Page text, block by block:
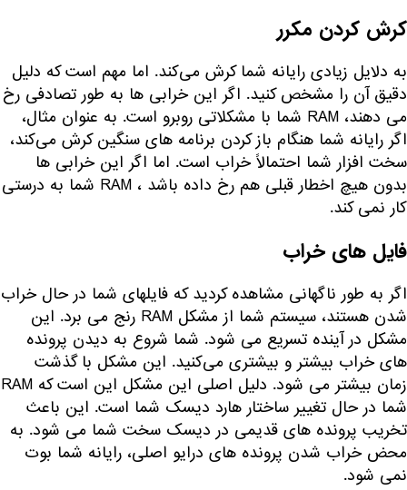
کرش کردن مکرر
به دلایل زیادی رایانه شما کرش می‌کند. اما مهم است که دلیل
دقیق آن را مشخص کنید. اگر این خرابی ها به طور تصادفی رخ
می دهند، RAM شما با مشکلاتی روبرو است. به عنوان مثال،
اگر رایانه شما هنگام باز کردن برنامه های سنگین کرش می‌کند،
سخت افزار شما احتمالاً خراب است. اما اگر این خرابی ها
بدون هیچ اخطار قبلی هم رخ داده باشد ، RAM شما به درستی
کار نمی کند.
فایل های خراب
اگر به طور ناگهانی مشاهده کردید که فایلهای شما در حال خراب
شدن هستند، سیستم شما از مشکل RAM رنج می برد. این
مشکل در آینده تسریع می شود. شما شروع به دیدن پرونده
های خراب بیشتر و بیشتری می‌کنید. این مشکل با گذشت
زمان بیشتر می شود. دلیل اصلی این مشکل این است که RAM
شما در حال تغییر ساختار هارد دیسک شما است. این باعث
تخریب پرونده های قدیمی در دیسک سخت شما می شود. به
محض خراب شدن پرونده های درایو اصلی، رایانه شما بوت
نمی شود.